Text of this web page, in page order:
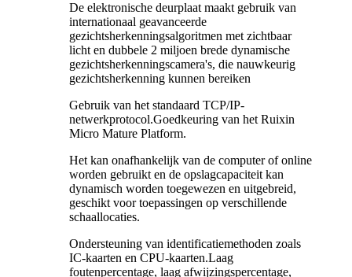
De elektronische deurplaat maakt gebruik van
internationaal geavanceerde
gezichtsherkenningsalgoritmen met zichtbaar
licht en dubbele 2 miljoen brede dynamische
gezichtsherkenningscamera's, die nauwkeurig
gezichtsherkenning kunnen bereiken
Gebruik van het standaard TCP/IP-
netwerkprotocol.Goedkeuring van het Ruixin
Micro Mature Platform.
Het kan onafhankelijk van de computer of online
worden gebruikt en de opslagcapaciteit kan
dynamisch worden toegewezen en uitgebreid,
geschikt voor toepassingen op verschillende
schaallocaties.
Ondersteuning van identificatiemethoden zoals
IC-kaarten en CPU-kaarten.Laag
foutenpercentage, laag afwijzingspercentage,